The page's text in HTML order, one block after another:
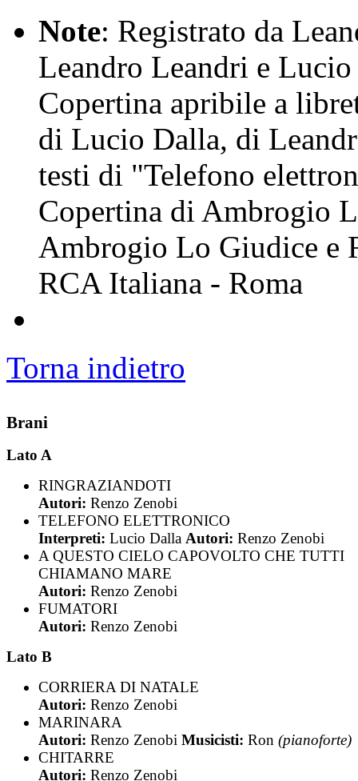
Note: Registrato da
Leandro Leandri e
Copertina apribile a
di Lucio Dalla, di
testi di "Telefono
Copertina di Ambrogio
Ambrogio Lo Giudice e
RCA Italiana - Roma
Torna indietro
Brani
Lato A
RINGRAZIANDOTI
Autori: Renzo Zenobi
TELEFONO ELETTRONICO
Interpreti: Lucio Dalla Autori: Renzo Zenobi
A QUESTO CIELO CAPOVOLTO CHE TUTTI
CHIAMANO MARE
Autori: Renzo Zenobi
FUMATORI
Autori: Renzo Zenobi
Lato B
CORRIERA DI NATALE
Autori: Renzo Zenobi
MARINARA
Autori: Renzo Zenobi Musicisti: Ron (pianoforte)
CHITARRE
Autori: Renzo Zenobi